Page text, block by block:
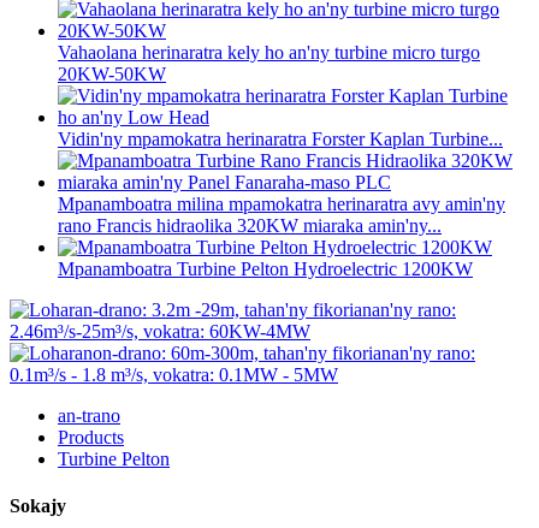
Vahaolana herinaratra kely ho an'ny turbine micro turgo
20KW-50KW
Vidin'ny mpamokatra herinaratra Forster Kaplan Turbine...
Mpanamboatra milina mpamokatra herinaratra avy amin'ny
rano Francis hidraolika 320KW miaraka amin'ny...
Mpanamboatra Turbine Pelton Hydroelectric 1200KW
an-trano
Products
Turbine Pelton
Sokajy